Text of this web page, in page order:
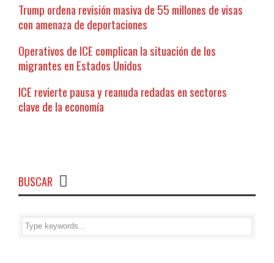
Trump ordena revisión masiva de 55 millones de visas
con amenaza de deportaciones
Operativos de ICE complican la situación de los
migrantes en Estados Unidos
ICE revierte pausa y reanuda redadas en sectores
clave de la economía
BUSCAR